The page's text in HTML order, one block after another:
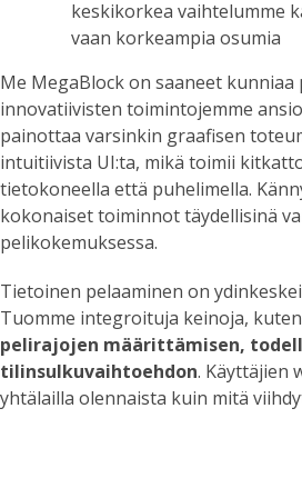
keskikorkea vaihtelumme
vaan korkeampia osumia
Me MegaBlock on saaneet kunniaa
innovatiivisten toimintojemme
painottaa varsinkin graafisen
intuitiivista UI:ta, mikä toimii
tietokoneella että puhelimella.
kokonaiset toiminnot täydellisinä
pelikokemuksessa.
Tietoinen pelaaminen on
Tuomme integroituja keinoja,
pelirajojen määrittämisen,
tilinsulkuvaihtoehdon. Käyttäjien
yhtälailla olennaista kuin mitä